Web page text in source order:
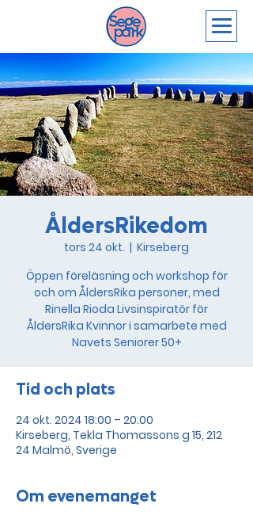
ÅldersRikedom
tors 24 okt.
  |
Kirseberg
Öppen föreläsning och workshop för
och om ÅldersRika personer, med
Rinella Rioda Livsinspiratör för
ÅldersRika Kvinnor i samarbete med
Navets Seniorer 50+
Tid och plats
24 okt. 2024 18:00 – 20:00
Kirseberg, Tekla Thomassons g 15, 212
24 Malmö, Sverige
Om evenemanget